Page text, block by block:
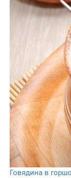
Говядина в